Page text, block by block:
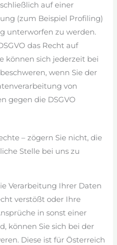
auf einer
(zum Beispiel Profiling)
unterworfen zu werden.
das Recht auf
können sich jederzeit bei
wenn Sie der
von
gegen die DSGVO
– zögern Sie nicht, die
Stelle bei uns zu
Verarbeitung Ihrer Daten
verstößt oder Ihre
in sonst einer
können Sie sich bei der
Diese ist für Österreich